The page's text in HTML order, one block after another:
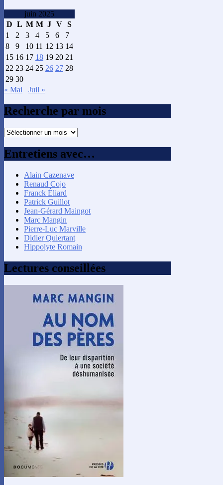
juin 2025
D L M M J V S
1
2 3 4 5 6
7
8
9 10 11 12 13 14
15 16 17 18 19 20 21
22 23 24 25 26 27 28
29 30
« Mai
Juil »
Recherche par mois
Recherche
mois
Entretiens avec…
Alain Cazenave
Renaud Cojo
Franck Éliard
Patrick Guillot
Jean-Gérard Maingot
Marc Mangin
Pierre-Luc Marville
Didier Quiertant
Hippolyte Romain
Lectures conseillées